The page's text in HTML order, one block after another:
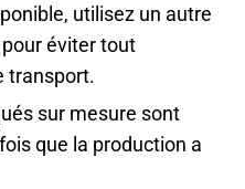
utilisez un autre
éviter tout
transport.
sur mesure sont
que la production a